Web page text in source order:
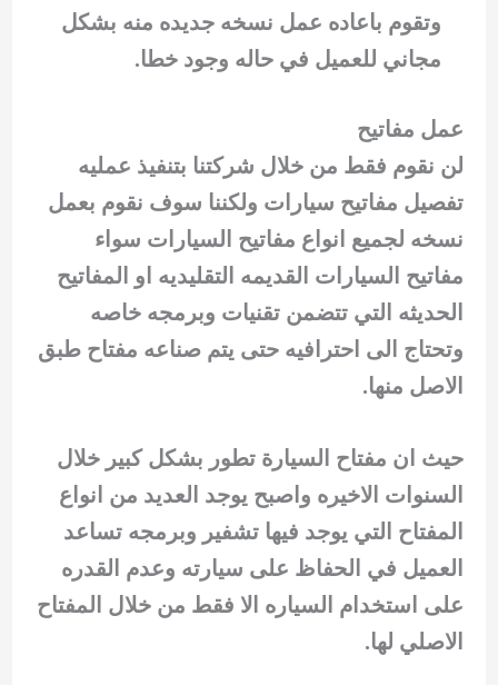
وتقوم باعاده عمل نسخه جديده منه بشكل
مجاني للعميل في حاله وجود خطا.
عمل مفاتيح
لن نقوم فقط من خلال شركتنا بتنفيذ عمليه
تفصيل مفاتيح سيارات ولكننا سوف نقوم بعمل
نسخه لجميع انواع مفاتيح السيارات سواء
مفاتيح السيارات القديمه التقليديه او المفاتيح
الحديثه التي تتضمن تقنيات وبرمجه خاصه
وتحتاج الى احترافيه حتى يتم صناعه مفتاح طبق
الاصل منها.
حيث ان مفتاح السيارة تطور بشكل كبير خلال
السنوات الاخيره واصبح يوجد العديد من انواع
المفتاح التي يوجد فيها تشفير وبرمجه تساعد
العميل في الحفاظ على سيارته وعدم القدره
على استخدام السياره الا فقط من خلال المفتاح
الاصلي لها.